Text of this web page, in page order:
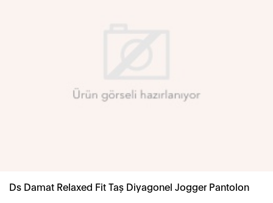
Ds Damat Relaxed Fit Taş Diyagonel Jogger Pantolon